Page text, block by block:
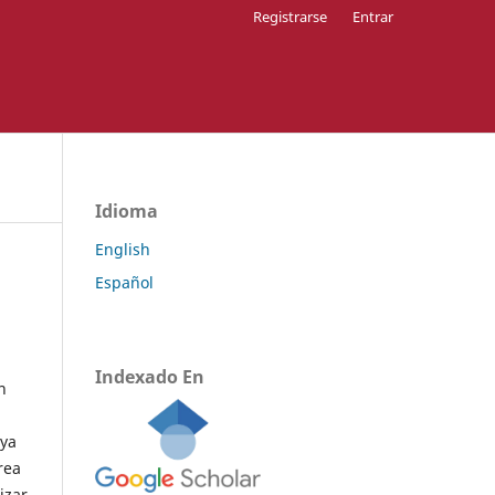
Registrarse Entrar
Idioma
English
Español
Indexado En